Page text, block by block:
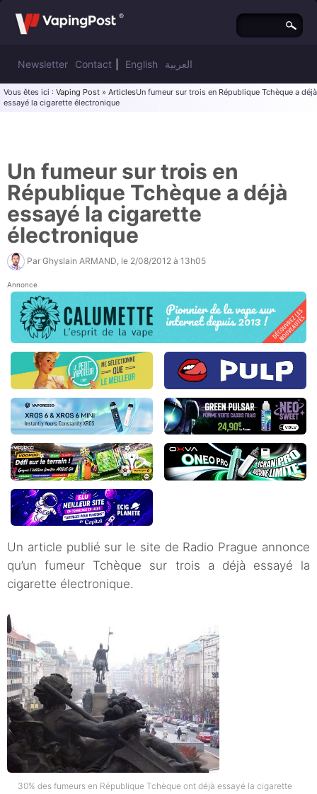
Newsletter Contact English العربية
Vous êtes ici : Vaping Post » ArticlesUn fumeur sur trois en République Tchèque a déjà
essayé la cigarette électronique
Un fumeur sur trois en
République Tchèque a déjà
essayé la cigarette
électronique
Par Ghyslain ARMAND , le 2/08/2012 à 13h05
Annonce
Un article publié sur le site de Radio Prague annonce
qu’un fumeur Tchèque sur trois a déjà essayé la
cigarette électronique.
30% des fumeurs en République Tchèque ont déjà essayé la cigarette